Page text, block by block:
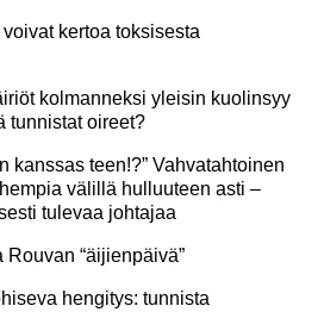
kertoa toksisesta
kolmanneksi yleisin kuolinsyy
tunnistat oireet?
kanssas teen!?” Vahvatahtoinen
välillä hulluuteen asti –
tulevaa johtajaa
“äijienpäivä”
hengitys: tunnista